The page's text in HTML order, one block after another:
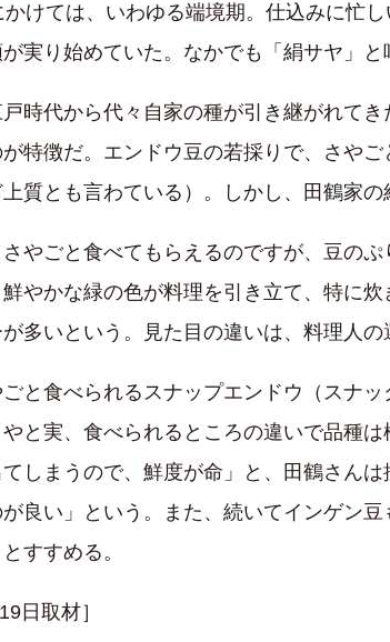
けては、いわゆる端境期。仕込みに忙
実り始めていた。なかでも「絹サヤ」と
時代から代々自家の種が引き継がれて
が特徴だ。エンドウ豆の若採りで、さや
質とも言わている）。しかし、田鶴家
さやごと食べてもらえるのですが、豆の
やかな緑の色が料理を引き立て、特に
多いという。見た目の違いは、料理人
と食べられるスナップエンドウ（スナ
と実、食べられるところの違いで品種
しまうので、鮮度が命」と、田鶴さん
が良い」という。また、続いてインゲン
すすめる。
日取材］